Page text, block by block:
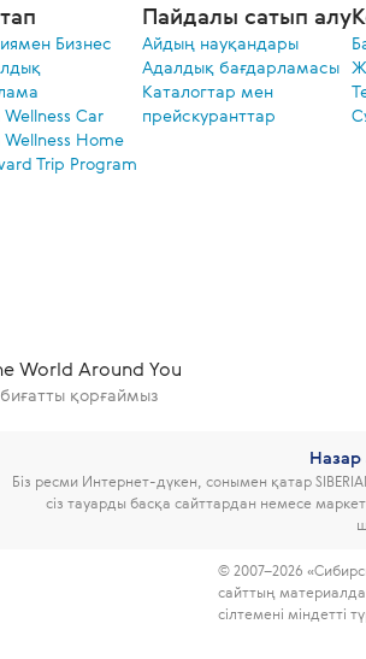
Бизнес
Car
Wellness Home
Trip Program
Пайдалы сатып алу
Айдың науқандары
Адалдық бағдарламасы
Каталогтар мен
прейскуранттар
World Around You
қорғаймыз
Біз ресми Интернет-дүкен, сонымен қатар
сіз тауарды басқа сайттардан немесе
© 2007–2026
сайттың
сілтемені міндетті